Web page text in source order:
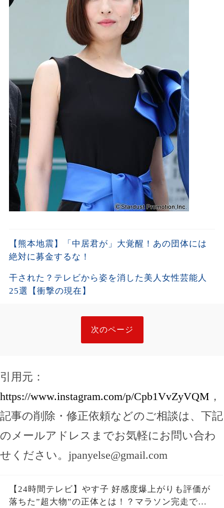
【熊本地震】「中居君が」大覚醒！あの団体には
絶対に募金するな！
干された？テレビから姿を消した美人女性芸能人
25選【衝撃の現在】
次のページ
引用元：
https://www.instagram.com/p/Cpb1VvZyVQM ，
記事の削除・修正依頼などのご相談は、下記
のメールアドレスまでお気軽にお問い合わ
せください。 jpanyelse@gmail.com
【24時間テレビ】やす子 好感度爆上がりも評価が
落ちた”超大物”の正体とは！？マラソン完走で